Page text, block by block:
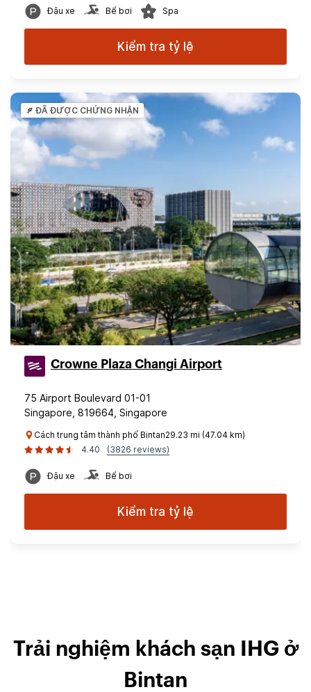
Đậu xe Bể bơi Spa
Kiểm tra tỷ lệ
ĐÃ ĐƯỢC CHỨNG NHẬN
Crowne Plaza Changi Airport
75 Airport Boulevard 01-01
Singapore, 819664, Singapore
Cách trung tâm thành phố Bintan29.23 mi (47.04 km)
4.40
(3826 reviews)
Đậu xe Bể bơi
Kiểm tra tỷ lệ
Trải nghiệm khách sạn IHG ở
Bintan